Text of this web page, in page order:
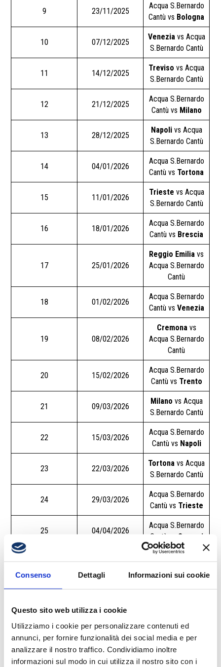
Consenso Dettagli Informazioni sui cookie
Questo sito web utilizza i cookie
Utilizziamo i cookie per personalizzare contenuti ed
annunci, per fornire funzionalità dei social media e per
analizzare il nostro traffico. Condividiamo inoltre
informazioni sul modo in cui utilizza il nostro sito con i
9 23/11/2025
Acqua S.Bernardo
Cantù vs Bologna
10 07/12/2025
Venezia vs Acqua
S.Bernardo Cantù
11 14/12/2025
Trevisovs Acqua
S.Bernardo Cantù
12 21/12/2025
Acqua S.Bernardo
Cantù vs Milano
13 28/12/2025
Napoli vs Acqua
S.Bernardo Cantù
14 04/01/2026
Acqua S.Bernardo
Cantù vs Tortona
15 11/01/2026
Trieste vs Acqua
S.Bernardo Cantù
16 18/01/2026
Acqua S.Bernardo
Cantù vs Brescia
17 25/01/2026
Reggio Emilia vs
Acqua S.Bernardo
Cantù
18 01/02/2026
Acqua S.Bernardo
Cantù vs Venezia
19 08/02/2026
Cremona vs
Acqua S.Bernardo
Cantù
20 15/02/2026
Acqua S.Bernardo
Cantù vs Trento
21 09/03/2026
Milano vs Acqua
S.Bernardo Cantù
22 15/03/2026
Acqua S.Bernardo
Cantù vs Napoli
23 22/03/2026
Tortonavs Acqua
S.Bernardo Cantù
24 29/03/2026
Acqua S.Bernardo
Cantù vs Trieste
25 04/04/2026
Acqua S.Bernardo
Cantù vs Sassari
26 12/04/2026
Bolognavs Acqua
27 19/04/2026
Acqua S.Bernardo
28 26/04/2026
S.Bernardo Cantù
29 03/05/2026
Acqua S.Bernardo
Cantù vsTreviso